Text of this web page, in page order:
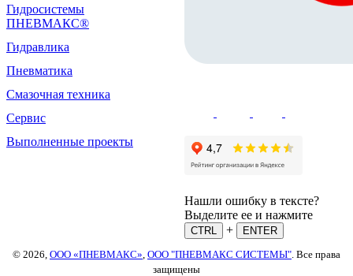
Гидросистемы
ПНЕВМАКС®
Гидравлика
Пневматика
Смазочная техника
Сервис
Выполненные проекты
Нашли ошибку в тексте?
Выделите ее и нажмите
CTRL +
ENTER
© 2026, ООО «ПНЕВМАКС» ООО "ПНЕВМАКС СИСТЕМЫ" . Все права
защищены